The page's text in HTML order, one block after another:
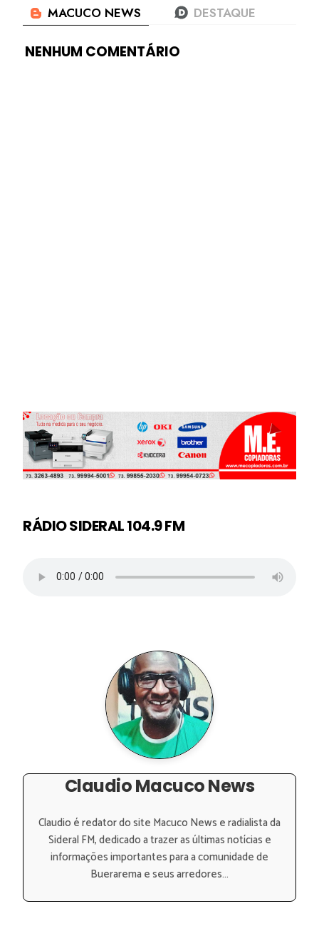
NENHUM COMENTÁRIO
RÁDIO SIDERAL 104.9 FM
Claudio Macuco News
Claudio é redator do site Macuco News e radialista da
Sideral FM, dedicado a trazer as últimas notícias e
informações importantes para a comunidade de
Buerarema e seus arredores...